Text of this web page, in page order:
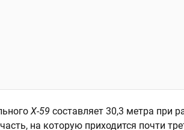
X-59 составляет 30,3 метра при
на которую приходится почти